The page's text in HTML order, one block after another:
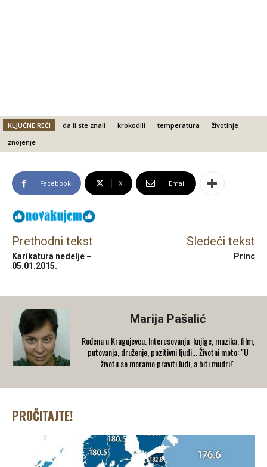
KLJUČNE REČI da li ste znali krokodili temperatura
životinje
znojenje
Facebook X Email
Prethodni tekst
Karikatura nedelje –
05.01.2015.
Sledeći tekst
Princ
Marija Pašalić
​Rođena u Kragujevcu. Interesovanja: knjige, muzika, film,
putovanja, druženje, pozitivni ljudi... Životni moto: "U
životu se moramo praviti ludi, a biti mudri!"
PROČITAJTE!